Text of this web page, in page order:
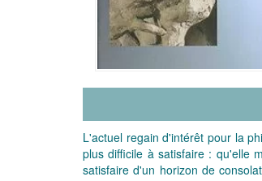
L'actuel regain d'intérêt pour la
plus difficile à satisfaire : qu'elle
satisfaire d'un horizon de